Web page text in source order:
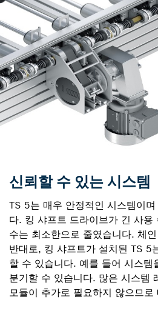
신뢰할 수 있는 시스템
TS 5는 매우 안정적인 시스템이
다. 킹 샤프트 드라이브가 긴 사용
수는 최소한으로 줄였습니다. 체
반대로, 킹 샤프트가 설치된 TS 5
할 수 있습니다. 예를 들어 시스템
분기할 수 있습니다. 많은 시스템
모듈이 추가로 필요하지 않으므로